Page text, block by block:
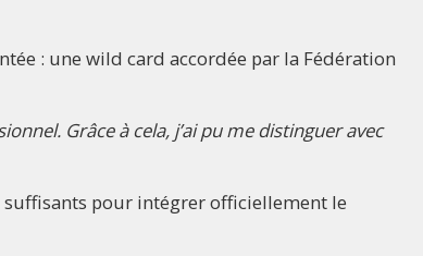
: une wild card accordée par la Fédération
Grâce à cela, j’ai pu me distinguer avec
pour intégrer officiellement le